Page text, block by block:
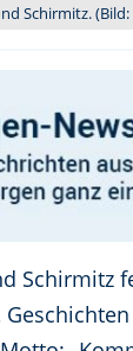
Schirmitz. (Bild:
Schirmitz